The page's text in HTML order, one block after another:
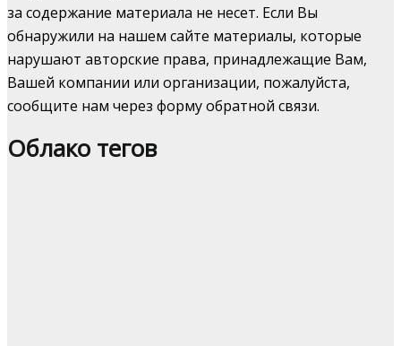
за содержание материала не несет. Если Вы
обнаружили на нашем сайте материалы, которые
нарушают авторские права, принадлежащие Вам,
Вашей компании или организации, пожалуйста,
сообщите нам через форму обратной связи.
Облако тегов